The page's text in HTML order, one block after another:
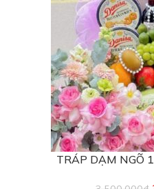
TRÁP DẠM NGÕ